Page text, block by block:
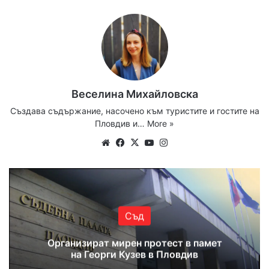
Веселина Михайловска
Създава съдържание, насочено към туристите и гостите на
Пловдив и… More »
WebsiteFacebook
X YouTube
Съд
Организират мирен протест в памет
на Георги Кузев в Пловдив